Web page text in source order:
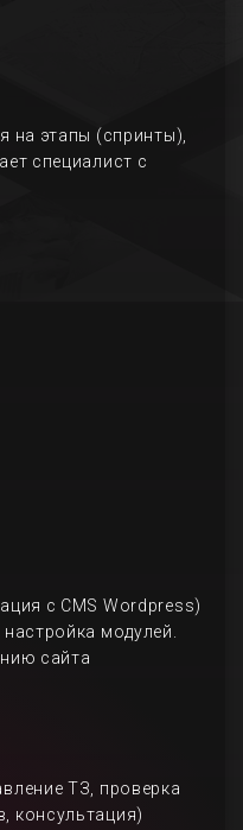
на этапы (спринты),
специалист с
с CMS Wordpress)
модулей.
сайта
ТЗ, проверка
консультация)